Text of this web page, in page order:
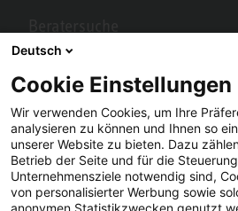
Berater in Ihrer Nähe gesucht? Mit STIEBEL
Deutsch
Cookie Einstellungen
Wir verwenden Cookies, um Ihre
analysieren zu können und Ihnen so
unserer Website zu bieten. Dazu
Betrieb der Seite und für die
Unternehmensziele notwendig sind,
von personalisierter Werbung sowie
anonymen Statistikzwecken genutzt